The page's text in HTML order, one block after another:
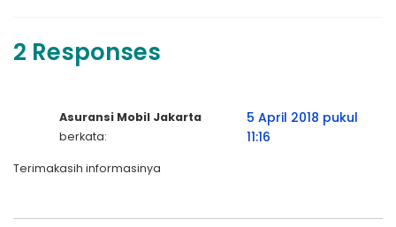
2 Responses
Asuransi Mobil Jakarta
berkata:
5 April 2018 pukul
11:16
Terimakasih informasinya